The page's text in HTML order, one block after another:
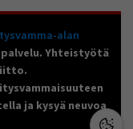
alan
Yhteistyötä
ja kysyä neuvoa